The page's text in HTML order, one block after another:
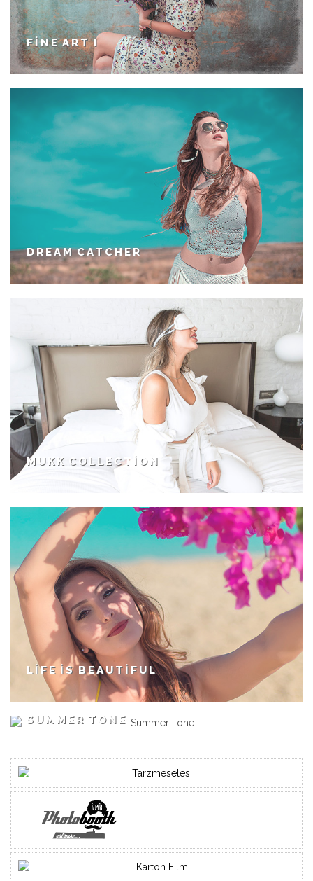
FINE ART I
DREAM CATCHER
MUKK COLLECTION
LIFE IS BEAUTIFUL
SUMMER TONE